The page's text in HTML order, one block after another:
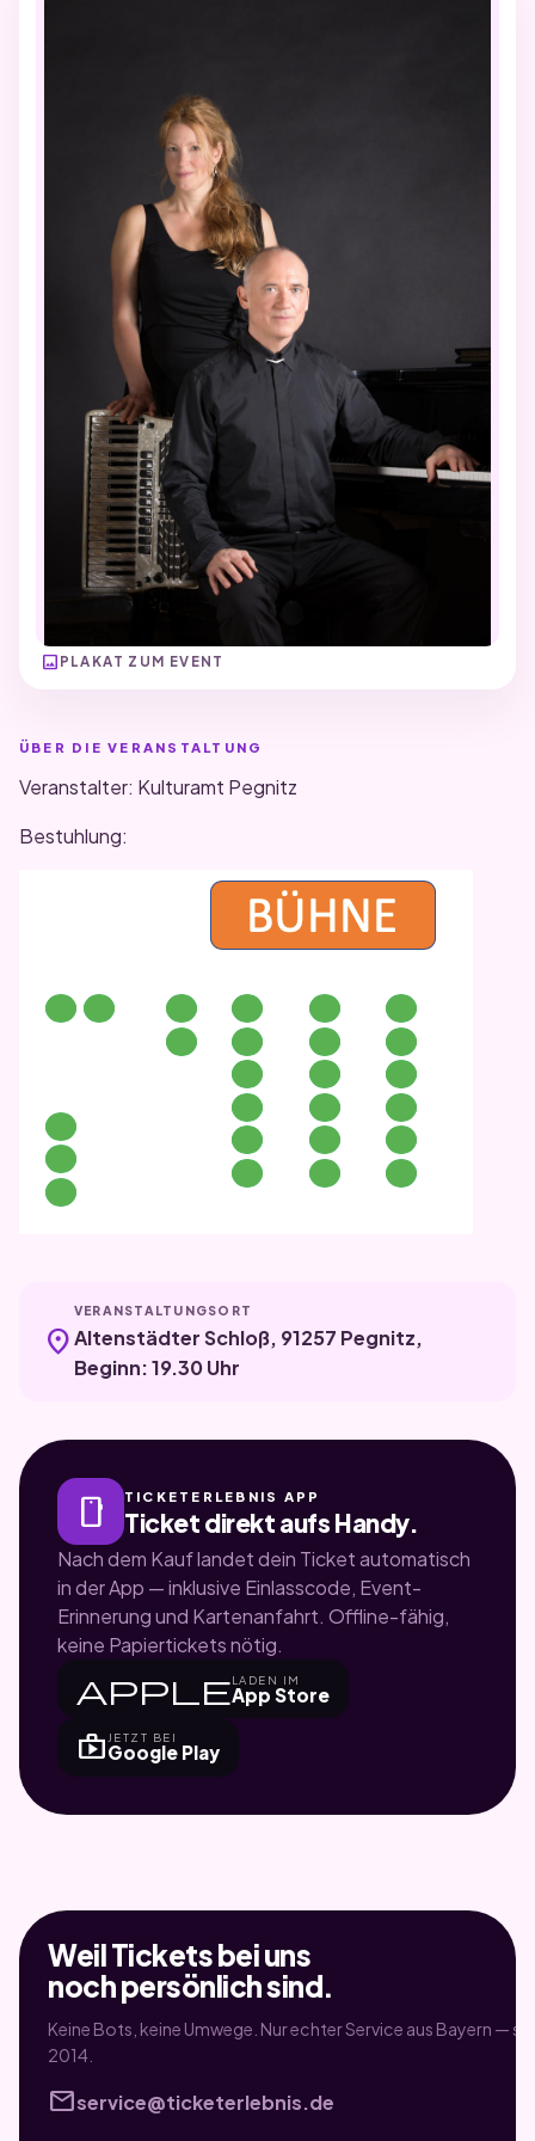
image PLAKAT ZUM EVENT
ÜBER DIE VERANSTALTUNG
Veranstalter: Kulturamt Pegnitz
Bestuhlung:
location_on
VERANSTALTUNGSORT
Altenstädter Schloß, 91257 Pegnitz,
Beginn: 19.30 Uhr
smartphone TICKETERLEBNIS APP
Ticket direkt aufs Handy.
Nach dem Kauf landet dein Ticket automatisch
in der App — inklusive Einlasscode, Event-
Erinnerung und Kartenanfahrt. Offline-fähig,
keine Papiertickets nötig.
appleLADEN IM
App Store
shop JETZT BEI
Google Play
Weil Tickets bei uns
noch persönlich sind.
Keine Bots, keine Umwege. Nur echter Service aus Bayern —
2014.
mailservice@ticketerlebnis.de